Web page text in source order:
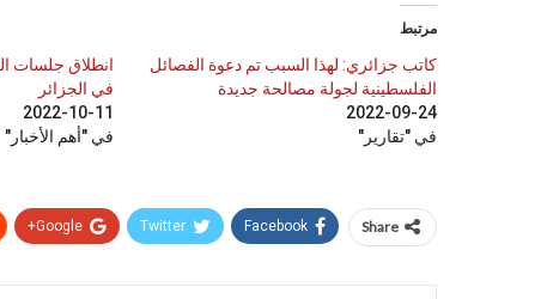
مرتبط
كاتب جزائري: لهذا السبب تم دعوة الفصائل
الفلسطينية لجولة مصالحة جديدة
2022-09-24
في "تقارير"
انطلاق جلسات
في الجزائر
2022-10-11
في "أهم الأخبار"
Share
Facebook
Twitter
Google+